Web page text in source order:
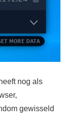
nog als
gewisseld